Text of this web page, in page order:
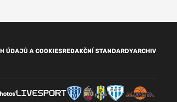
ÚDAJŮ A COOKIESREDAKČNÍ STANDARDYARCHIV